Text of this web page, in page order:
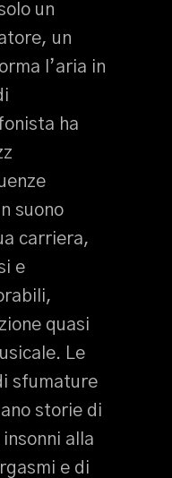
un
un
l’aria in
ha
suono
carriera,
e
quasi
Le
sfumature
storie di
alla
e di